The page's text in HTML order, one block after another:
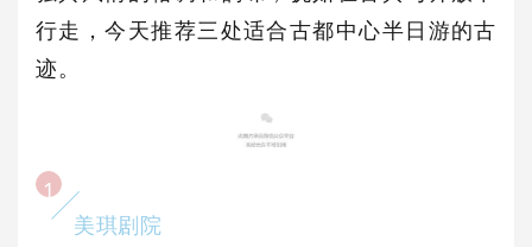
行走，今天推荐三处适合古都中心半日游的古
迹。
1
美琪剧院